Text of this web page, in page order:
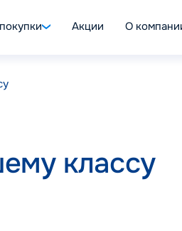
Акции О
классу